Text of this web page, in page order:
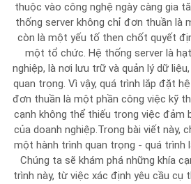
thuộc vào công nghệ ngày càng gia
thống server không chỉ đơn thuần là
còn là một yếu tố then chốt quyết
một tổ chức. Hệ thống server là
nghiệp, là nơi lưu trữ và quản lý dữ
quan trọng. Vì vậy, quá trình lắp đặt
đơn thuần là một phần công việc kỹ
cạnh không thể thiếu trong việc đảm
của doanh nghiệp.Trong bài viết này,
một hành trình quan trọng - quá trình
Chúng ta sẽ khám phá những khía
trình này, từ việc xác định yêu cầu cụ